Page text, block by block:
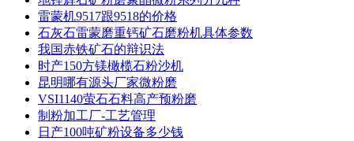
雷蒙机9517跟9518的价格
石灰石雷蒙磨重钙矿石磨粉机具体参数
我国赤铁矿石的辩识法
时产150方镁橄榄石粉沙机
昆明哪有源头厂家微粉磨
VSI1140萤石石料高产预粉磨
制粉加工厂-工艺管理
日产100吨矿粉设备多少钱